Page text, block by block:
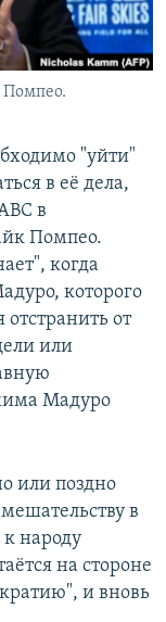
"уйти"
в её дела,
в
Помпео.
когда
которого
от
или
Мадуро
или поздно
в
народу
на стороне
и вновь